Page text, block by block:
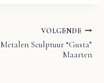
VOLGENDE
Metalen Sculptuur “Gusta”
Maarten